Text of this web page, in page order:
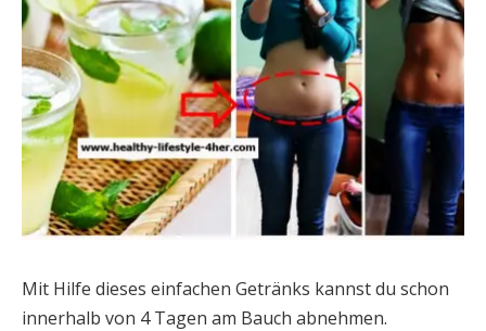
Mit Hilfe dieses einfachen Getränks kannst du schon
innerhalb von 4 Tagen am Bauch abnehmen.